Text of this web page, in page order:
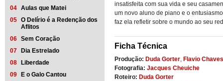
04 Aulas que Matei
05 O Delírio é a Redenção dos
Aflitos
06 Sem Coração
07
Dia Estrelado
08
Liberdade
09
E o Galo Cantou
insatisfeita com sua vida e seu
um novo aluno de piano e o
faz ela refletir sobre o mundo ao seu
Ficha Técnica
Produção: Duda Gorter, Flavio Chaves
Fotografia: Jacques Cheuiche
Roteiro: Duda Gorter